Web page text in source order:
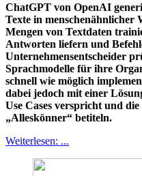
ChatGPT von OpenAI
Texte in menschenähnlicher
Mengen von Textdaten
Antworten liefern und
Unternehmensentscheider
Sprachmodelle für ihre
schnell wie möglich
dabei jedoch mit einer
Use Cases verspricht und
„Alleskönner“ betiteln.
Weiterlesen: ...